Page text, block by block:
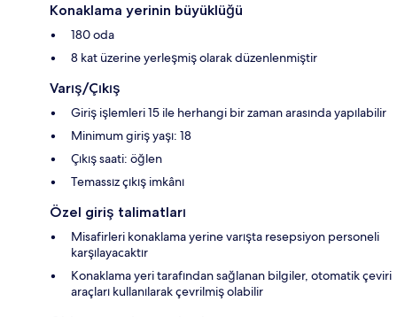
Konaklama yerinin büyüklüğü
180 oda
8 kat üzerine yerleşmiş olarak düzenlenmiştir
Varış/Çıkış
Giriş işlemleri 15 ile herhangi bir zaman arasında yapılabilir
Minimum giriş yaşı: 18
Çıkış saati: öğlen
Temassız çıkış imkânı
Özel giriş talimatları
Misafirleri konaklama yerine varışta resepsiyon personeli
karşılayacaktır
Konaklama yeri tarafından sağlanan bilgiler, otomatik çeviri
araçları kullanılarak çevrilmiş olabilir